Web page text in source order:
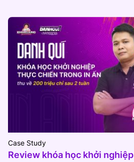
Case Study
Review khóa học khởi nghiệp